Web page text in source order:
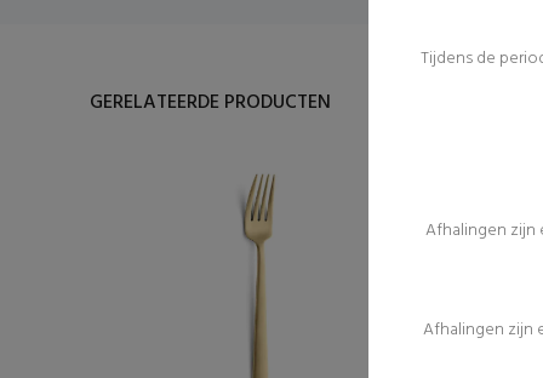
GERELATEERDE PRODUCTEN
Tijdens de
Afhalingen
Afhalingen zijn